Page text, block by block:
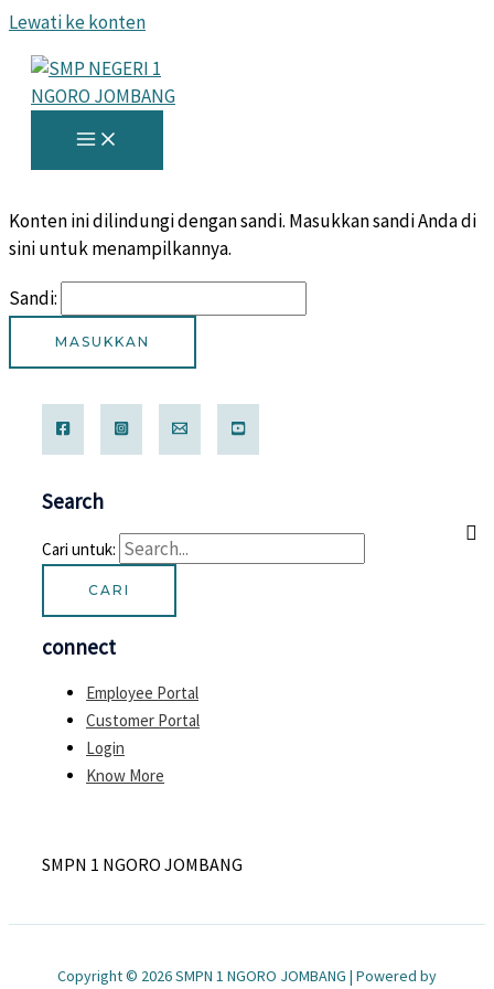
Lewati ke konten
Konten ini dilindungi dengan sandi. Masukkan sandi Anda di
sini untuk menampilkannya.
Sandi:
Search
Cari untuk:
connect
Employee Portal
Customer Portal
Login
Know More
SMPN 1 NGORO JOMBANG
Copyright © 2026 SMPN 1 NGORO JOMBANG | Powered by